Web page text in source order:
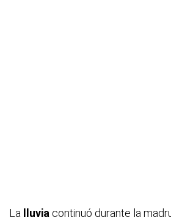
La lluvia continuó durante la